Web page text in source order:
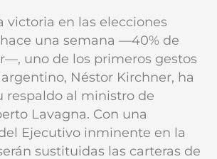
victoria en las elecciones
una semana —40% de
uno de los primeros gestos
Néstor Kirchner, ha
respaldo al ministro de
Lavagna. Con una
Ejecutivo inminente en la
sustituidas las carteras de